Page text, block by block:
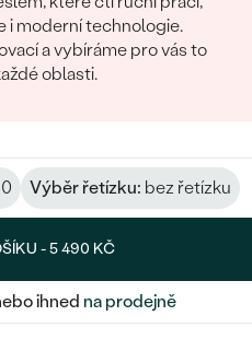
i moderní technologie.
a vybíráme pro vás to
oblasti.
Výběr řetízku: bez řetízku
-5 490 KČ
ihned na prodejně